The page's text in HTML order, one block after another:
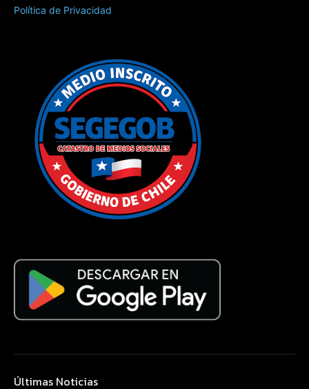
Política de Privacidad
Últimas Noticias